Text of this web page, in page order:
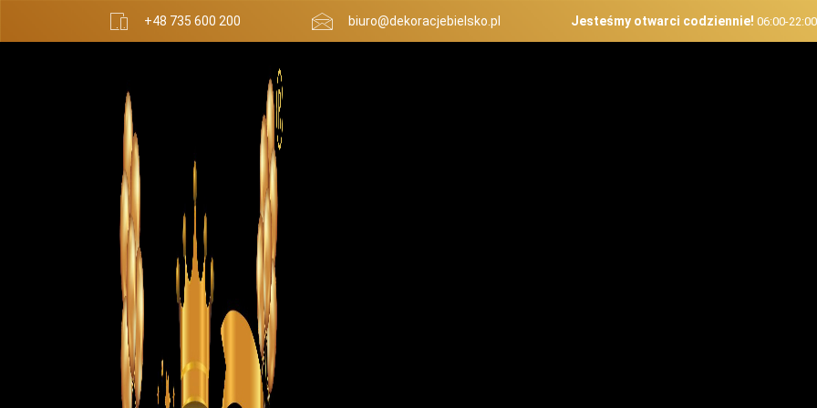
+48 735 600 200 biuro@dekoracjebielsko.pl Jesteśmy otwarci codziennie! 06:00-22:00